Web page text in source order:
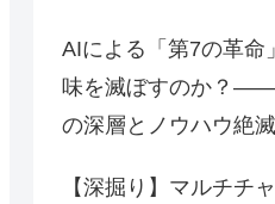
AIによる「第7の革命
味を滅ぼすのか？――
の深層とノウハウ絶
【深掘り】マルチチ